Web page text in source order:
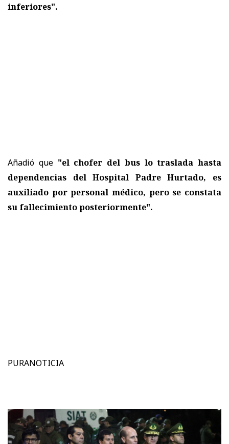
inferiores".
Añadió que "el chofer del bus lo traslada hasta
dependencias del Hospital Padre Hurtado, es
auxiliado por personal médico, pero se constata
su fallecimiento posteriormente".
PURANOTICIA